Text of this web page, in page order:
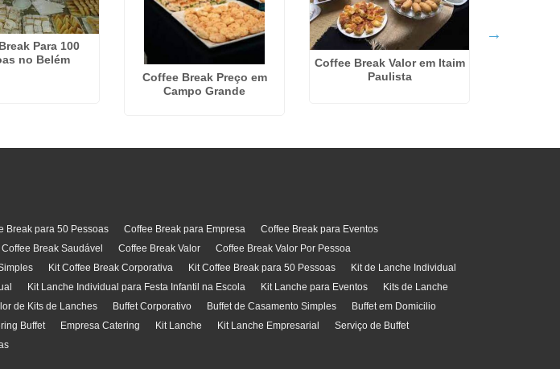
Para 100
no Belém
Coffee Break Preço em
Campo Grande
Coffee Break Valor em Itaim
Paulista
Kit Coffee
Break para 50 Pessoas Coffee Break para Empresa
Coffee Break para Eventos
Coffee Break Saudável Coffee Break Valor
Coffee Break Valor Por Pessoa
Kit Coffee Break Corporativa Kit Coffee Break para 50 Pessoas
Kit de Lanche Individual
Kit Lanche Individual para Festa Infantil na Escola Kit Lanche para Eventos
Kits de Lanche
de Kits de Lanches Buffet Corporativo Buffet de Casamento Simples
Buffet em Domicilio
Buffet Empresa Catering Kit Lanche Kit Lanche Empresarial
Serviço de Buffet